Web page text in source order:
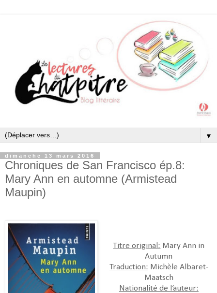
▼
dimanche 13 mars 2016
Chroniques de San Francisco ép.8:
Mary Ann en automne (Armistead
Maupin)
Titre original: Mary Ann in
Autumn
Traduction: Michèle Albaret-
Maatsch
Nationalité de l’auteur: